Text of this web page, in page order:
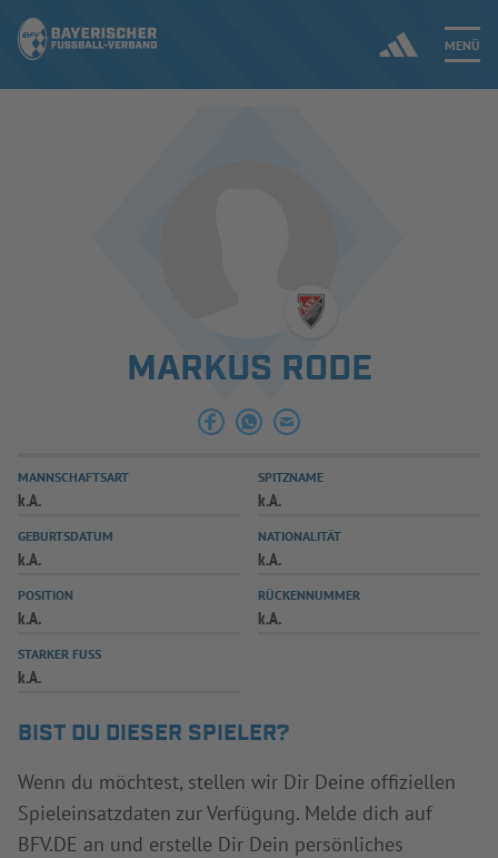
MENÜ
SPIELBETRIEB & VERBANDSLEBEN
AUSBILDUNG & FÖRDERUNG
SPIELPLUS
MARKUS RODE
MANNSCHAFTSART
k.A.
SPITZNAME
k.A.
GEBURTSDATUM
k.A.
NATIONALITÄT
k.A.
POSITION
k.A.
RÜCKENNUMMER
k.A.
STARKER FUSS
k.A.
BIST DU DIESER SPIELER?
Wenn du möchtest, stellen wir Dir Deine offiziellen
Spieleinsatzdaten zur Verfügung. Melde dich auf
BFV.DE an und erstelle Dir Dein persönliches